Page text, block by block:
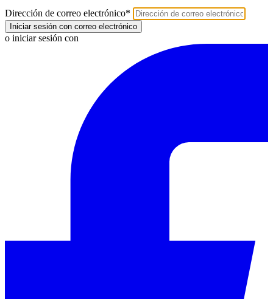
Dirección de correo electrónico*
Iniciar sesión con correo electrónico
o iniciar sesión con